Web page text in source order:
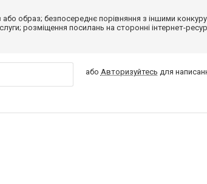
образ; безпосереднє порівняння з іншими
розміщення посилань на сторонні інтернет-
або Авторизуйтесь для